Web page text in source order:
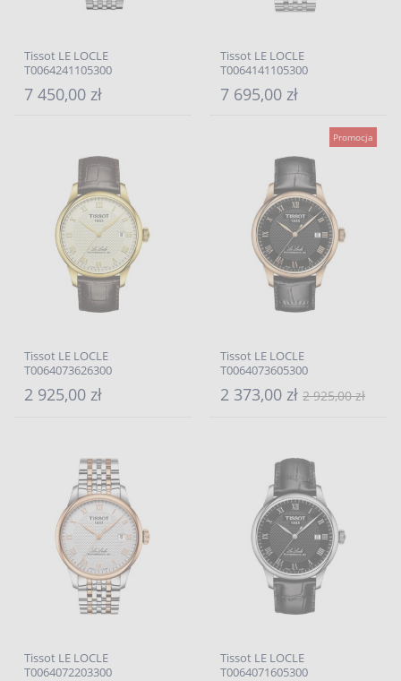
Tissot LE LOCLE
T0064241105300
7 450,00 zł
Tissot LE LOCLE
T0064141105300
7 695,00 zł
Tissot LE LOCLE
T0064073626300
2 925,00 zł
Promocja
Tissot LE LOCLE
T0064073605300
2 373,00 zł 2 925,00 zł
Tissot LE LOCLE
T0064072203300
Tissot LE LOCLE
T0064071605300